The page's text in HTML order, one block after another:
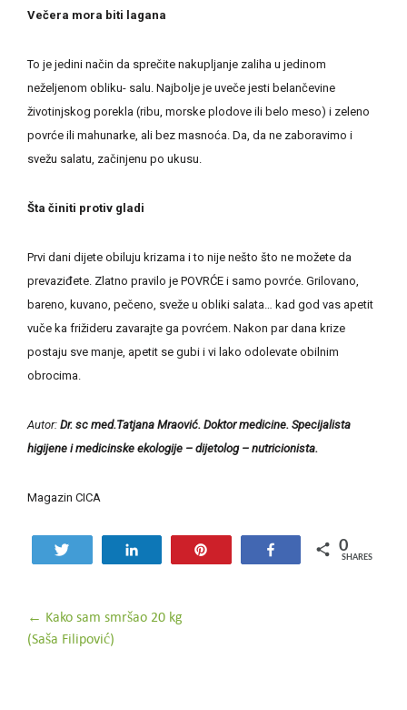
Večera mora biti lagana
To je jedini način da sprečite nakupljanje zaliha u jedinom
neželjenom obliku- salu. Najbolje je uveče jesti belančevine
životinjskog porekla (ribu, morske plodove ili belo meso) i zeleno
povrće ili mahunarke, ali bez masnoća. Da, da ne zaboravimo i
svežu salatu, začinjenu po ukusu.
Šta činiti protiv gladi
Prvi dani dijete obiluju krizama i to nije nešto što ne možete da
prevaziđete. Zlatno pravilo je POVRĆE i samo povrće. Grilovano,
bareno, kuvano, pečeno, sveže u obliki salata… kad god vas apetit
vuče ka frižideru zavarajte ga povrćem. Nakon par dana krize
postaju sve manje, apetit se gubi i vi lako odolevate obilnim
obrocima.
Autor: Dr. sc med.Tatjana Mraović. Doktor medicine. Specijalista
higijene i medicinske ekologije – dijetolog – nutricionista.
Magazin CICA
Share 0
SHARES
Post
navigation
← Kako sam smršao 20 kg
(Saša Filipović)